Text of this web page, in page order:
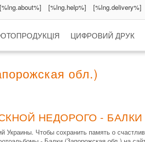
[%lng.about%] [%lng.help%] [%lng.delivery%]
ЦИФРОВИЙ ДРУК
обл.)
НЕДОРОГО -
Украины. Чтобы сохранить память о